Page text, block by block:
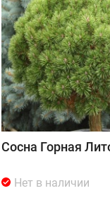
Сосна Горная
Нет в наличии